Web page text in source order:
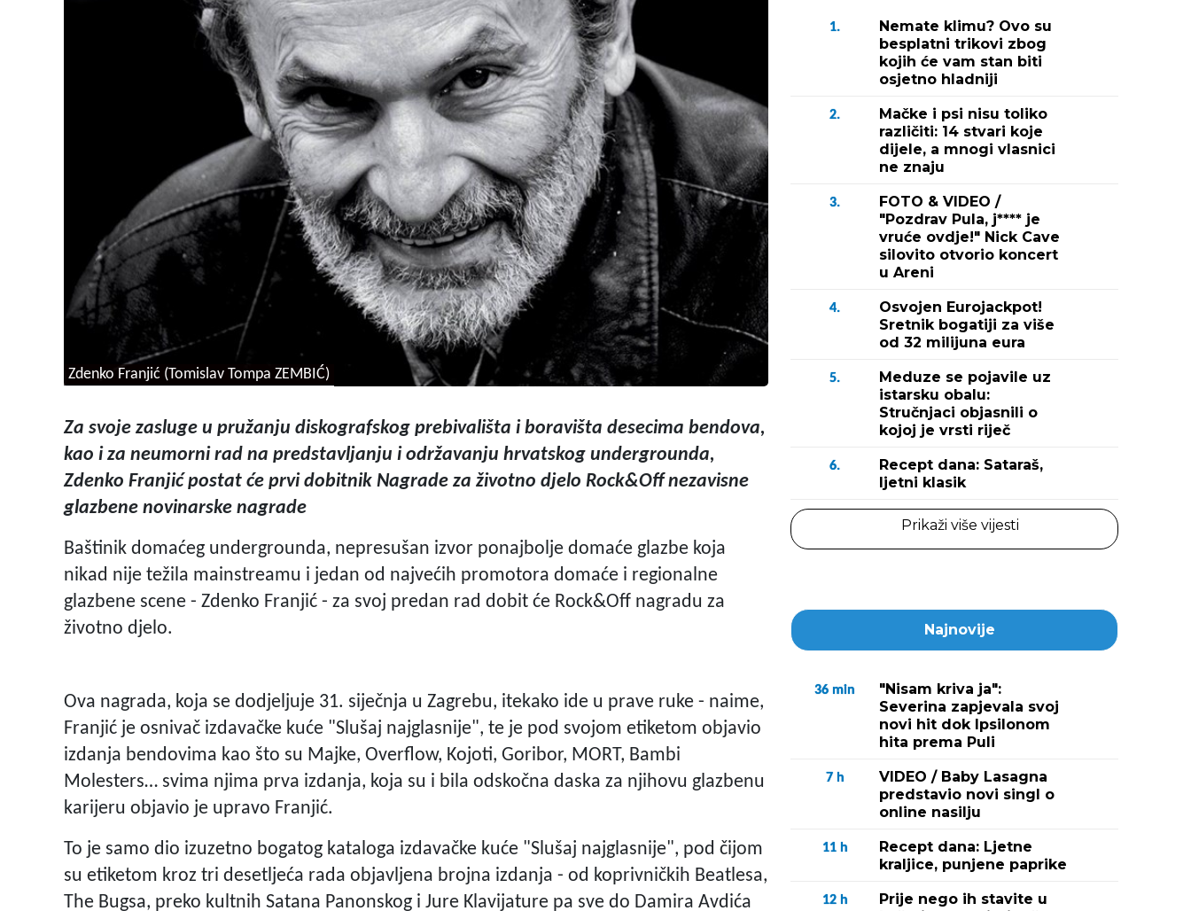
Zdenko Franjić (Tomislav Tompa ZEMBIĆ)
Za svoje zasluge u pružanju diskografskog prebivališta i boravišta desecima bendova,
kao i za neumorni rad na predstavljanju i održavanju hrvatskog undergrounda,
Zdenko Franjić postat će prvi dobitnik Nagrade za životno djelo Rock&Off nezavisne
glazbene novinarske nagrade
Baštinik domaćeg undergrounda, nepresušan izvor ponajbolje domaće glazbe koja
nikad nije težila mainstreamu i jedan od najvećih promotora domaće i regionalne
glazbene scene - Zdenko Franjić - za svoj predan rad dobit će Rock&Off nagradu za
životno djelo.
Ova nagrada, koja se dodjeljuje 31. siječnja u Zagrebu, itekako ide u prave ruke - naime,
Franjić je osnivač izdavačke kuće "Slušaj najglasnije", te je pod svojom etiketom objavio
izdanja bendovima kao što su Majke, Overflow, Kojoti, Goribor, MORT, Bambi
Molesters… svima njima prva izdanja, koja su i bila odskočna daska za njihovu glazbenu
karijeru objavio je upravo Franjić.
To je samo dio izuzetno bogatog kataloga izdavačke kuće "Slušaj najglasnije", pod čijom
su etiketom kroz tri desetljeća rada objavljena brojna izdanja - od koprivničkih Beatlesa,
The Bugsa, preko kultnih Satana Panonskog i Jure Klavijature pa sve do Damira Avdića
1.
Nemate klimu? Ovo su
besplatni trikovi zbog
kojih će vam stan biti
osjetno hladniji
2.
Mačke i psi nisu toliko
različiti: 14 stvari koje
dijele, a mnogi vlasnici
ne znaju
3.
FOTO & VIDEO /
"Pozdrav Pula, j**** je
vruće ovdje!" Nick Cave
silovito otvorio koncert
u Areni
4.
Osvojen Eurojackpot!
Sretnik bogatiji za više
od 32 milijuna eura
5.
Meduze se pojavile uz
istarsku obalu:
Stručnjaci objasnili o
kojoj je vrsti riječ
6.
Recept dana: Sataraš,
ljetni klasik
Prikaži više vijesti
Najnovije
36 min
"Nisam kriva ja":
Severina zapjevala svoj
novi hit dok Ipsilonom
hita prema Puli
7 h
VIDEO / Baby Lasagna
predstavio novi singl o
online nasilju
11 h
Recept dana: Ljetne
kraljice, punjene paprike
12 h
Prije nego ih stavite u